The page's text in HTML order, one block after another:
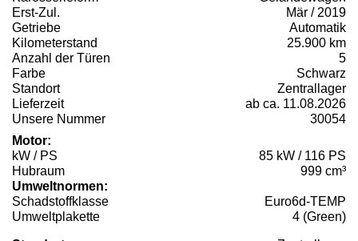
Erst-Zul.
Mär / 2019
Getriebe
Automatik
Kilometerstand
25.900 km
Anzahl der Türen
5
Farbe
Schwarz
Standort
Zentrallager
Lieferzeit
ab ca. 11.08.2026
Unsere Nummer
30054
Motor:
kW / PS
85 kW / 116 PS
Hubraum
999 cm³
Umweltnormen:
Schadstoffklasse
Euro6d-TEMP
Umweltplakette
4 (Green)